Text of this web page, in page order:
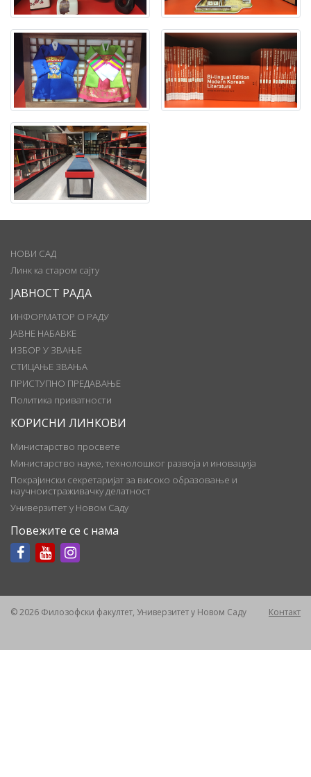
НОВИ САД
Линк ка старом сајту
ЈАВНОСТ РАДА
ИНФОРМАТОР О РАДУ
ЈАВНЕ НАБАВКЕ
ИЗБОР У ЗВАЊЕ
СТИЦАЊЕ ЗВАЊА
ПРИСТУПНО ПРЕДАВАЊЕ
Политика приватности
КОРИСНИ ЛИНКОВИ
Министарство просвете
Министарство науке, технолошког развоја и иновација
Покрајински секретаријат за високо образовање и
научноистраживачку делатност
Универзитет у Новом Саду
Повежите се с нама
© 2026 Филозофски факултет, Универзитет у Новом Саду Контакт